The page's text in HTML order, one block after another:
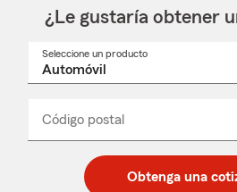
¿Le gustaría obtener
Seleccione un producto
desplegable
Código postal
de
de
_____
Obtenga una